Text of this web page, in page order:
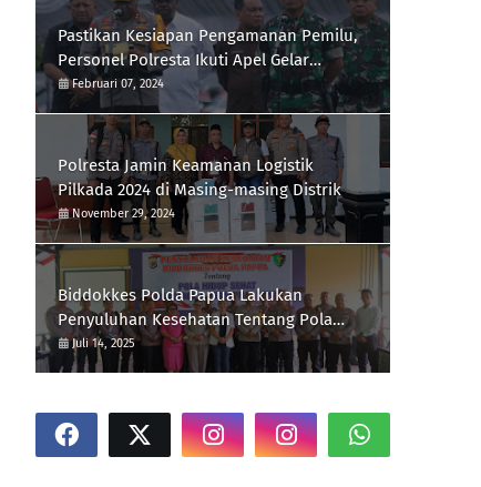
Pastikan Kesiapan Pengamanan Pemilu,
Personel Polresta Ikuti Apel Gelar
Pasukan Hari Ini
Februari 07, 2024
Polresta Jamin Keamanan Logistik
Pilkada 2024 di Masing-masing Distrik
November 29, 2024
Biddokkes Polda Papua Lakukan
Penyuluhan Kesehatan Tentang Pola
Hidup Sehat Di Polres Supiori
Juli 14, 2025